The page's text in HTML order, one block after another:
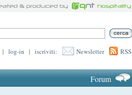
| log-in | iscriviti: Newsletter RSS
Forum